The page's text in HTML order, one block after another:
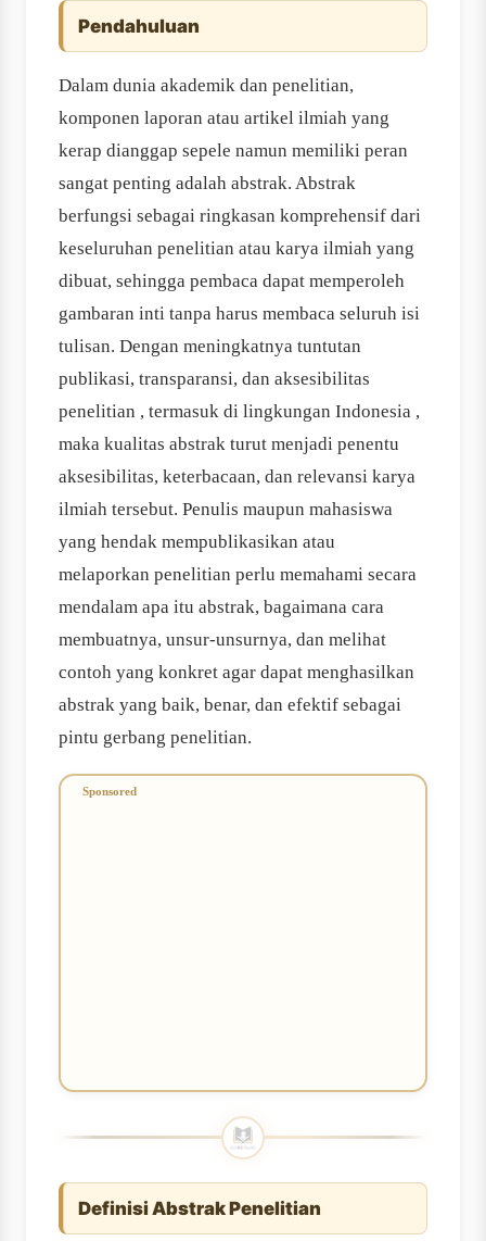
Pendahuluan
Dalam dunia akademik dan penelitian,
komponen laporan atau artikel ilmiah yang
kerap dianggap sepele namun memiliki peran
sangat penting adalah abstrak. Abstrak
berfungsi sebagai ringkasan komprehensif dari
keseluruhan penelitian atau karya ilmiah yang
dibuat, sehingga pembaca dapat memperoleh
gambaran inti tanpa harus membaca seluruh isi
tulisan. Dengan meningkatnya tuntutan
publikasi, transparansi, dan aksesibilitas
penelitian , termasuk di lingkungan Indonesia ,
maka kualitas abstrak turut menjadi penentu
aksesibilitas, keterbacaan, dan relevansi karya
ilmiah tersebut. Penulis maupun mahasiswa
yang hendak mempublikasikan atau
melaporkan penelitian perlu memahami secara
mendalam apa itu abstrak, bagaimana cara
membuatnya, unsur-unsurnya, dan melihat
contoh yang konkret agar dapat menghasilkan
abstrak yang baik, benar, dan efektif sebagai
pintu gerbang penelitian.
Definisi Abstrak Penelitian